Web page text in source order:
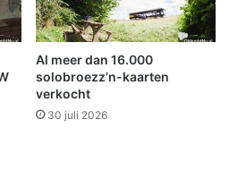
Al meer dan 16.000
solobroezz’n-kaarten
verkocht
30 juli 2026